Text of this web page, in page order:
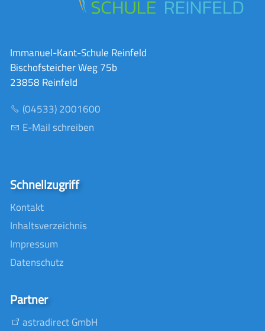
Immanuel-Kant-Schule Reinfeld
Bischofsteicher Weg 75b
23858 Reinfeld
(04533) 2001600
E-Mail schreiben
Schnellzugriff
Kontakt
Inhaltsverzeichnis
Impressum
Datenschutz
Partner
astradirect GmbH